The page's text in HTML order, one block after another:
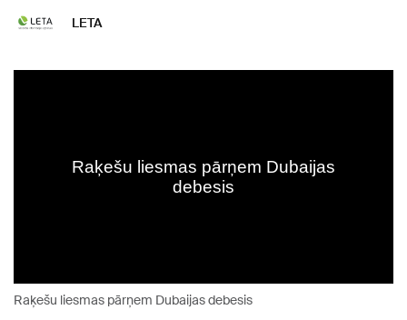
LETA
Raķešu liesmas pārņem Dubaijas debesis